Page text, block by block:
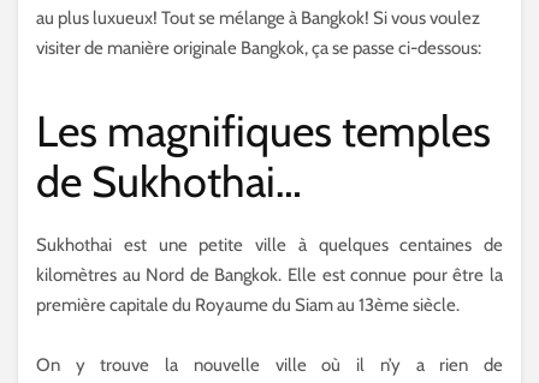
au plus luxueux! Tout se mélange à Bangkok! Si vous voulez
visiter de manière originale Bangkok, ça se passe ci-dessous:
Les magnifiques temples
de Sukhothai…
Sukhothai est une petite ville à quelques centaines de
kilomètres au Nord de Bangkok. Elle est connue pour être la
première capitale du Royaume du Siam au 13ème siècle.
On y trouve la nouvelle ville où il n’y a rien de